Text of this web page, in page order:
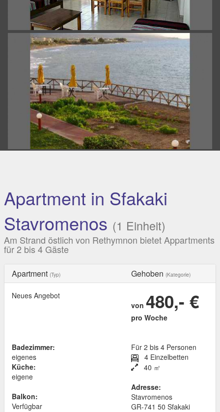
Apartment in Sfakaki
Stavromenos (1 Einheit)
Am Strand östlich von Rethymnon bietet Appartments
für 2 bis 4 Gäste
Apartment (Typ) Gehoben (Kategorie)
Neues Angebot
von 480,- €
pro Woche
Badezimmer:
eigenes
Küche:
eigene
Balkon:
Verfügbar
Für 2 bis 4 Personen
4 Einzelbetten
40 ㎡
Adresse:
Stavromenos
GR-741 50 Sfakaki